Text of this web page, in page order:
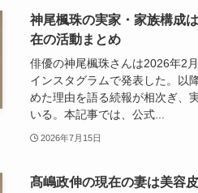
神尾楓珠の実家・家族構成
在の活動まとめ
俳優の神尾楓珠さんは2026年2
インスタグラムで発表した。以
めた理由を語る続報が相次ぎ、
いる。本記事では、公式...
2026年7月15日
髙嶋政伸の現在の妻は美容